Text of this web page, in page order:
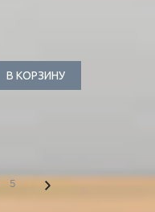
В КОРЗИНУ
5